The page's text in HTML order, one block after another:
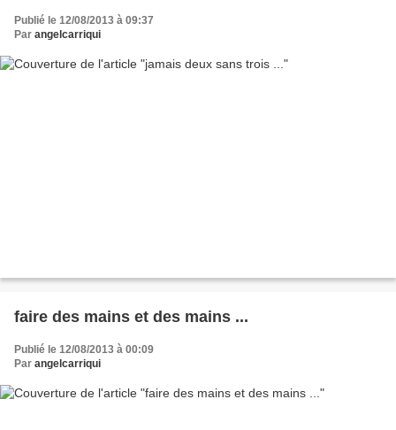
Publié le 12/08/2013 à 09:37
Par angelcarriqui
faire des mains et des mains ...
Publié le 12/08/2013 à 00:09
Par angelcarriqui